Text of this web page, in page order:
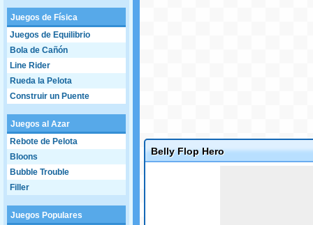
Juegos de Física
Juegos de Equilibrio
Bola de Cañón
Line Rider
Rueda la Pelota
Construir un Puente
Juegos al Azar
Rebote de Pelota
Bloons
Bubble Trouble
Filler
Juegos Populares
Belly Flop Hero